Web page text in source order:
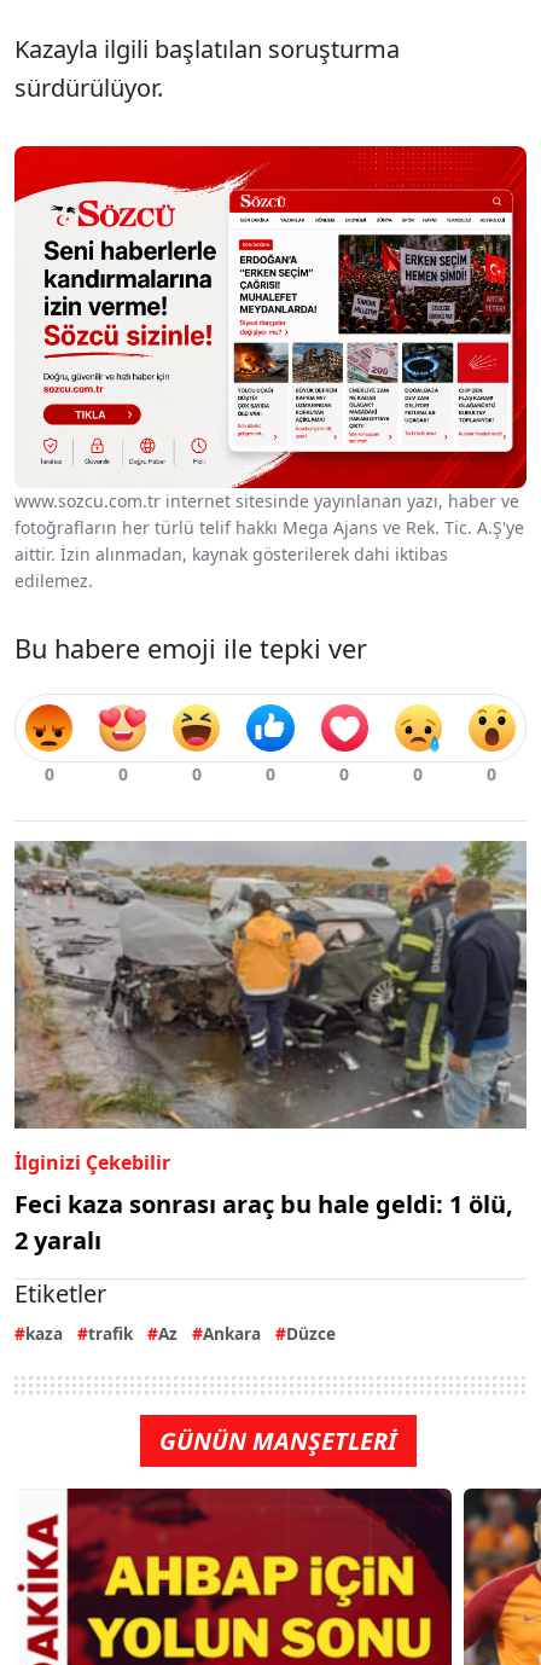
Kazayla ilgili başlatılan soruşturma
sürdürülüyor.
www.sozcu.com.tr internet sitesinde yayınlanan yazı, haber ve
fotoğrafların her türlü telif hakkı Mega Ajans ve Rek. Tic. A.Ş'ye
aittir. İzin alınmadan, kaynak gösterilerek dahi iktibas
edilemez.
Bu habere emoji ile tepki ver
İlginizi Çekebilir
Feci kaza sonrası araç bu hale geldi: 1 ölü,
2 yaralı
Etiketler
kaza trafik Az Ankara Düzce
GÜNÜN MANŞETLERİ